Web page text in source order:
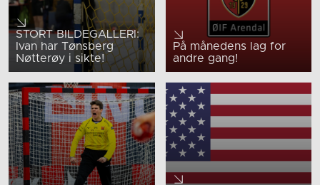
STORT BILDEGALLERI:
Ivan har Tønsberg
Nøtterøy i sikte!
På månedens lag for
andre gang!